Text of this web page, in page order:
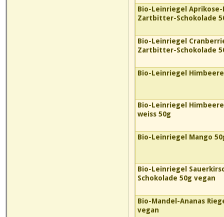
Bio-Leinriegel
Zartbitter-Schokolade
Bio-Leinriegel
Zartbitter-Schokolade
Bio-Leinriegel
Bio-Leinriegel
weiss 50g
Bio-Leinriegel Mango
Bio-Leinriegel
Schokolade 50g vegan
Bio-Mandel-Ananas
vegan